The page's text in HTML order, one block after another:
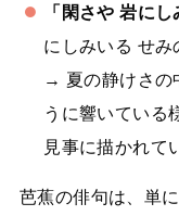
「閑さや 岩にし
にしみいる せみ
→ 夏の静けさの
うに響いている
見事に描かれて
芭蕉の俳句は、単